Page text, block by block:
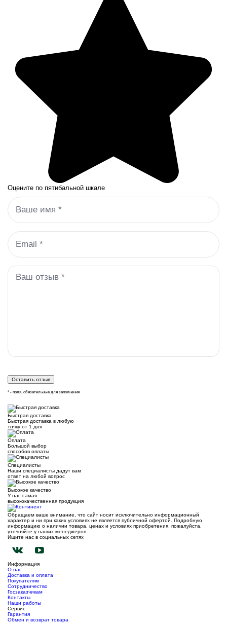
Оцените по пятибальной шкале
* - поля, обязательные для заполнения
Быстрая доставка
Быстрая доставка в любую
точку от 1 дня
Оплата
Большой выбор
способов оплаты
Специалисты
Наши специалисты дадут вам
ответ на любой вопрос
Высокое качество
У нас самая
высококачественная продукция
Обращаем ваше внимание, что сайт носит исключительно информационный
характер и ни при каких условиях не является публичной офертой. Подробную
информацию о наличии товара, ценах и условиях приобретения, пожалуйста,
уточняйте у наших менеджеров.
Ищите нас в социальных сетях
Информация
О нас
Доставка и оплата
Покупателям
Сотрудничество
Госзаказчикам
Контакты
Наши работы
Сервис
Гарантия
Обмен и возврат товара